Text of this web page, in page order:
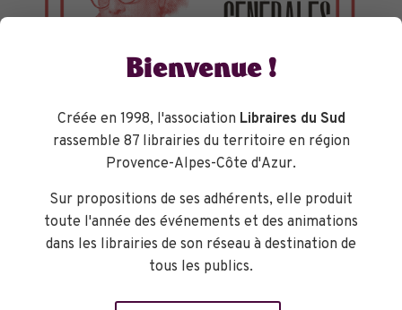
Bienvenue !
Créée en 1998, l'association Libraires du Sud
rassemble 87 librairies du territoire en région
Provence-Alpes-Côte d'Azur.
Sur propositions de ses adhérents, elle produit
toute l'année des événements et des animations
dans les librairies de son réseau à destination de
tous les publics.